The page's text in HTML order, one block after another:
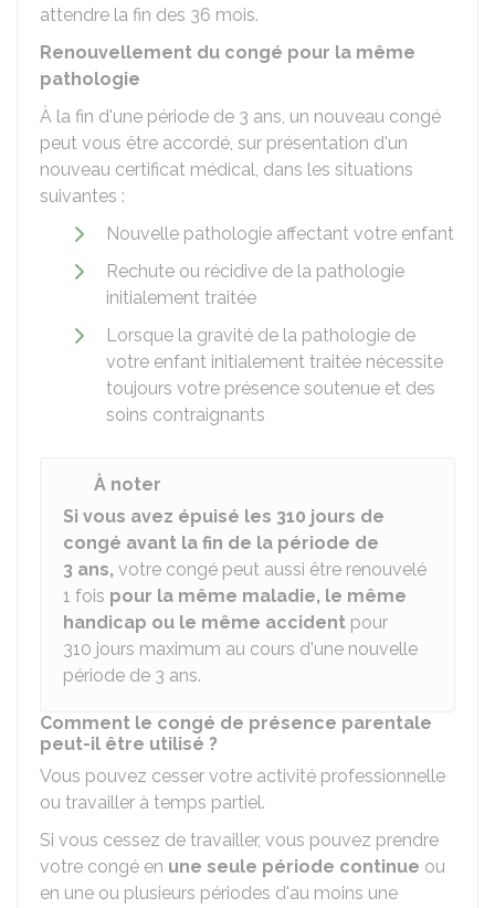
attendre la fin des 36 mois.
Renouvellement du congé pour la même
pathologie
À la fin d'une période de 3 ans, un nouveau congé
peut vous être accordé, sur présentation d'un
nouveau certificat médical, dans les situations
suivantes :
Nouvelle pathologie affectant votre enfant
Rechute ou récidive de la pathologie
initialement traitée
Lorsque la gravité de la pathologie de
votre enfant initialement traitée nécessite
toujours votre présence soutenue et des
soins contraignants
À noter
Si vous avez épuisé les 310 jours de
congé avant la fin de la période de
3 ans, votre congé peut aussi être renouvelé
1 fois pour la même maladie, le même
handicap ou le même accident pour
310 jours maximum au cours d'une nouvelle
période de 3 ans.
Comment le congé de présence parentale
peut-il être utilisé ?
Vous pouvez cesser votre activité professionnelle
ou travailler à temps partiel.
Si vous cessez de travailler, vous pouvez prendre
votre congé en une seule période continue ou
en une ou plusieurs périodes d'au moins une